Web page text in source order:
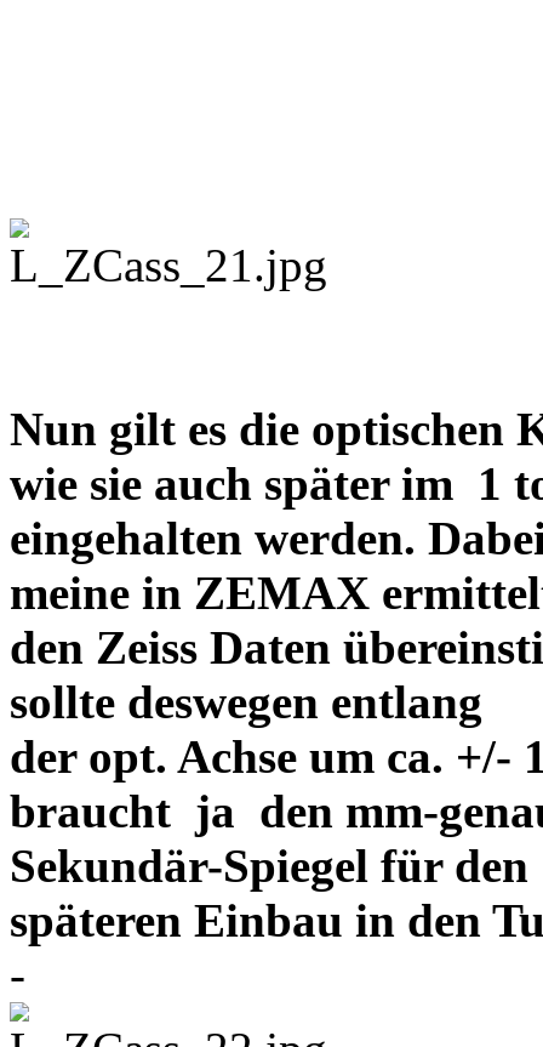
Nun gilt es die optischen
wie sie auch später im 1
eingehalten werden.
meine in ZEMAX
den Zeiss Daten
sollte deswegen entlang
der opt. Achse um ca. +/-
braucht ja den mm-
Sekundär-Spiegel für den
späteren Einbau in
-